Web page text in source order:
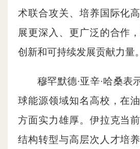
术联合攻关、培养国际化
展更深入、更广泛的合作
创新和可持续发展贡献力量。
穆罕默德·亚辛·哈桑表
球能源领域知名高校，在
方面实力雄厚。伊拉克当
结构转型与高层次人才培